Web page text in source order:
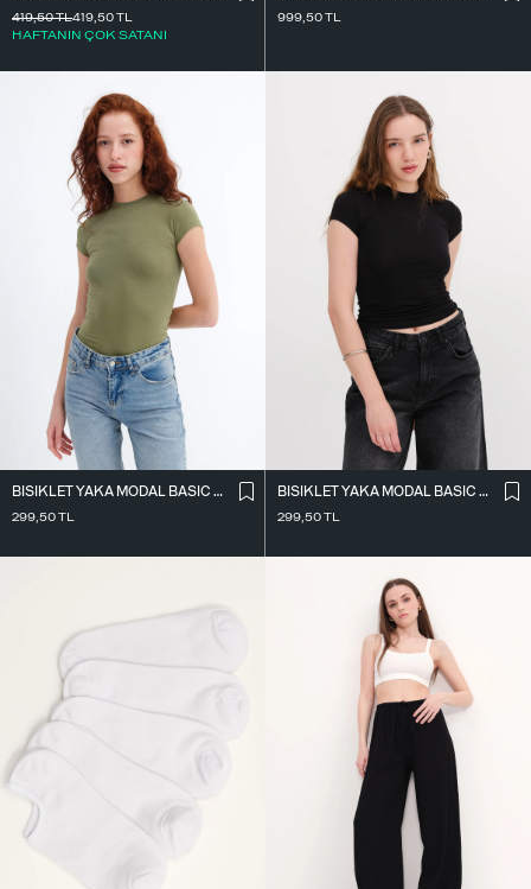
419,50TL
HAFTANIN ÇOK SATANI
419,50TL
999,50TL
BISIKLET YAKA MODAL BASIC T-SHIRT P0365
299,50TL
BISIKLET YAKA MODAL BASIC T-SHIRT P0365
299,50TL